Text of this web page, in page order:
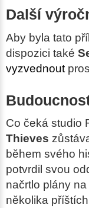
Další
Aby byla tato
dispozici také
vyzvednout
Co čeká studio
Thieves
během svého
potvrdil svou
načrtlo plány
několika